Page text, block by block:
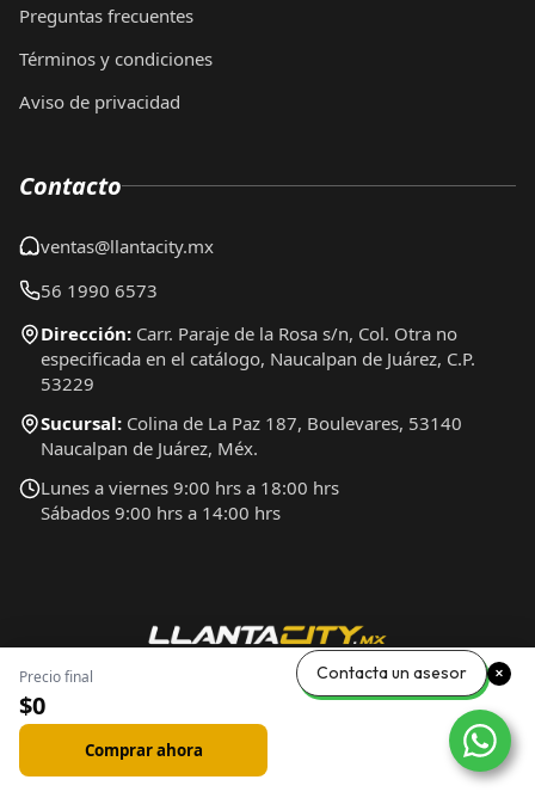
Precio final
$0
Comprar ahora
Preguntas frecuentes
Términos y condiciones
Aviso de privacidad
Contacto
ventas@llantacity.mx
56 1990 6573
Dirección: Carr. Paraje de la Rosa s/n, Col. Otra no
especificada en el catálogo, Naucalpan de Juárez, C.P.
53229
Sucursal: Colina de La Paz 187, Boulevares, 53140
Naucalpan de Juárez, Méx.
Lunes a viernes 9:00 hrs a 18:00 hrs
Sábados 9:00 hrs a 14:00 hrs
Contacta un asesor